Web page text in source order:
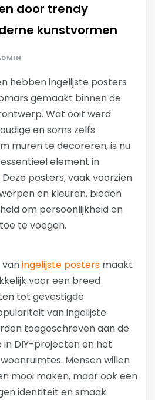
door trendy
kunstvormen
hebben ingelijste posters
gemaakt binnen de
Wat ooit werd
en soms zelfs
muren te decoreren, is nu
element in
posters, vaak voorzien
en kleuren, bieden
om persoonlijkheid en
te voegen.
vaningelijste posters maakt
voor een breed
tot gevestigde
van ingelijste
toegeschreven aan de
DIY-projecten en het
Mensen willen
mooi maken, maar ook een
identiteit en smaak.